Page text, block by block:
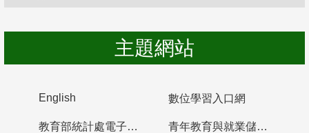
主題網站
English 數位學習入口網
教育部統計處電子書櫃 青年教育與就業儲蓄帳戶